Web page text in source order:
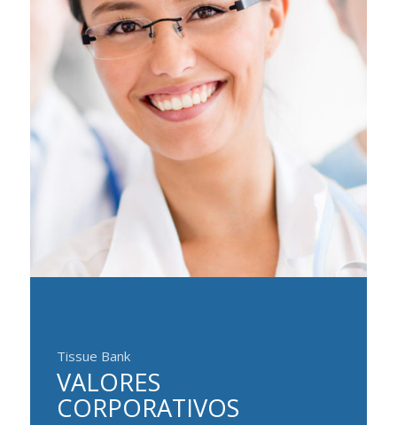
Tissue Bank
VALORES
CORPORATIVOS